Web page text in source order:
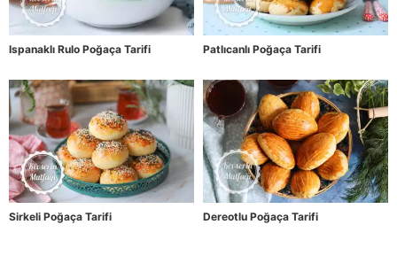
Ispanaklı Rulo Poğaça Tarifi Patlıcanlı Poğaça Tarifi
Sirkeli Poğaça Tarifi Dereotlu Poğaça Tarifi